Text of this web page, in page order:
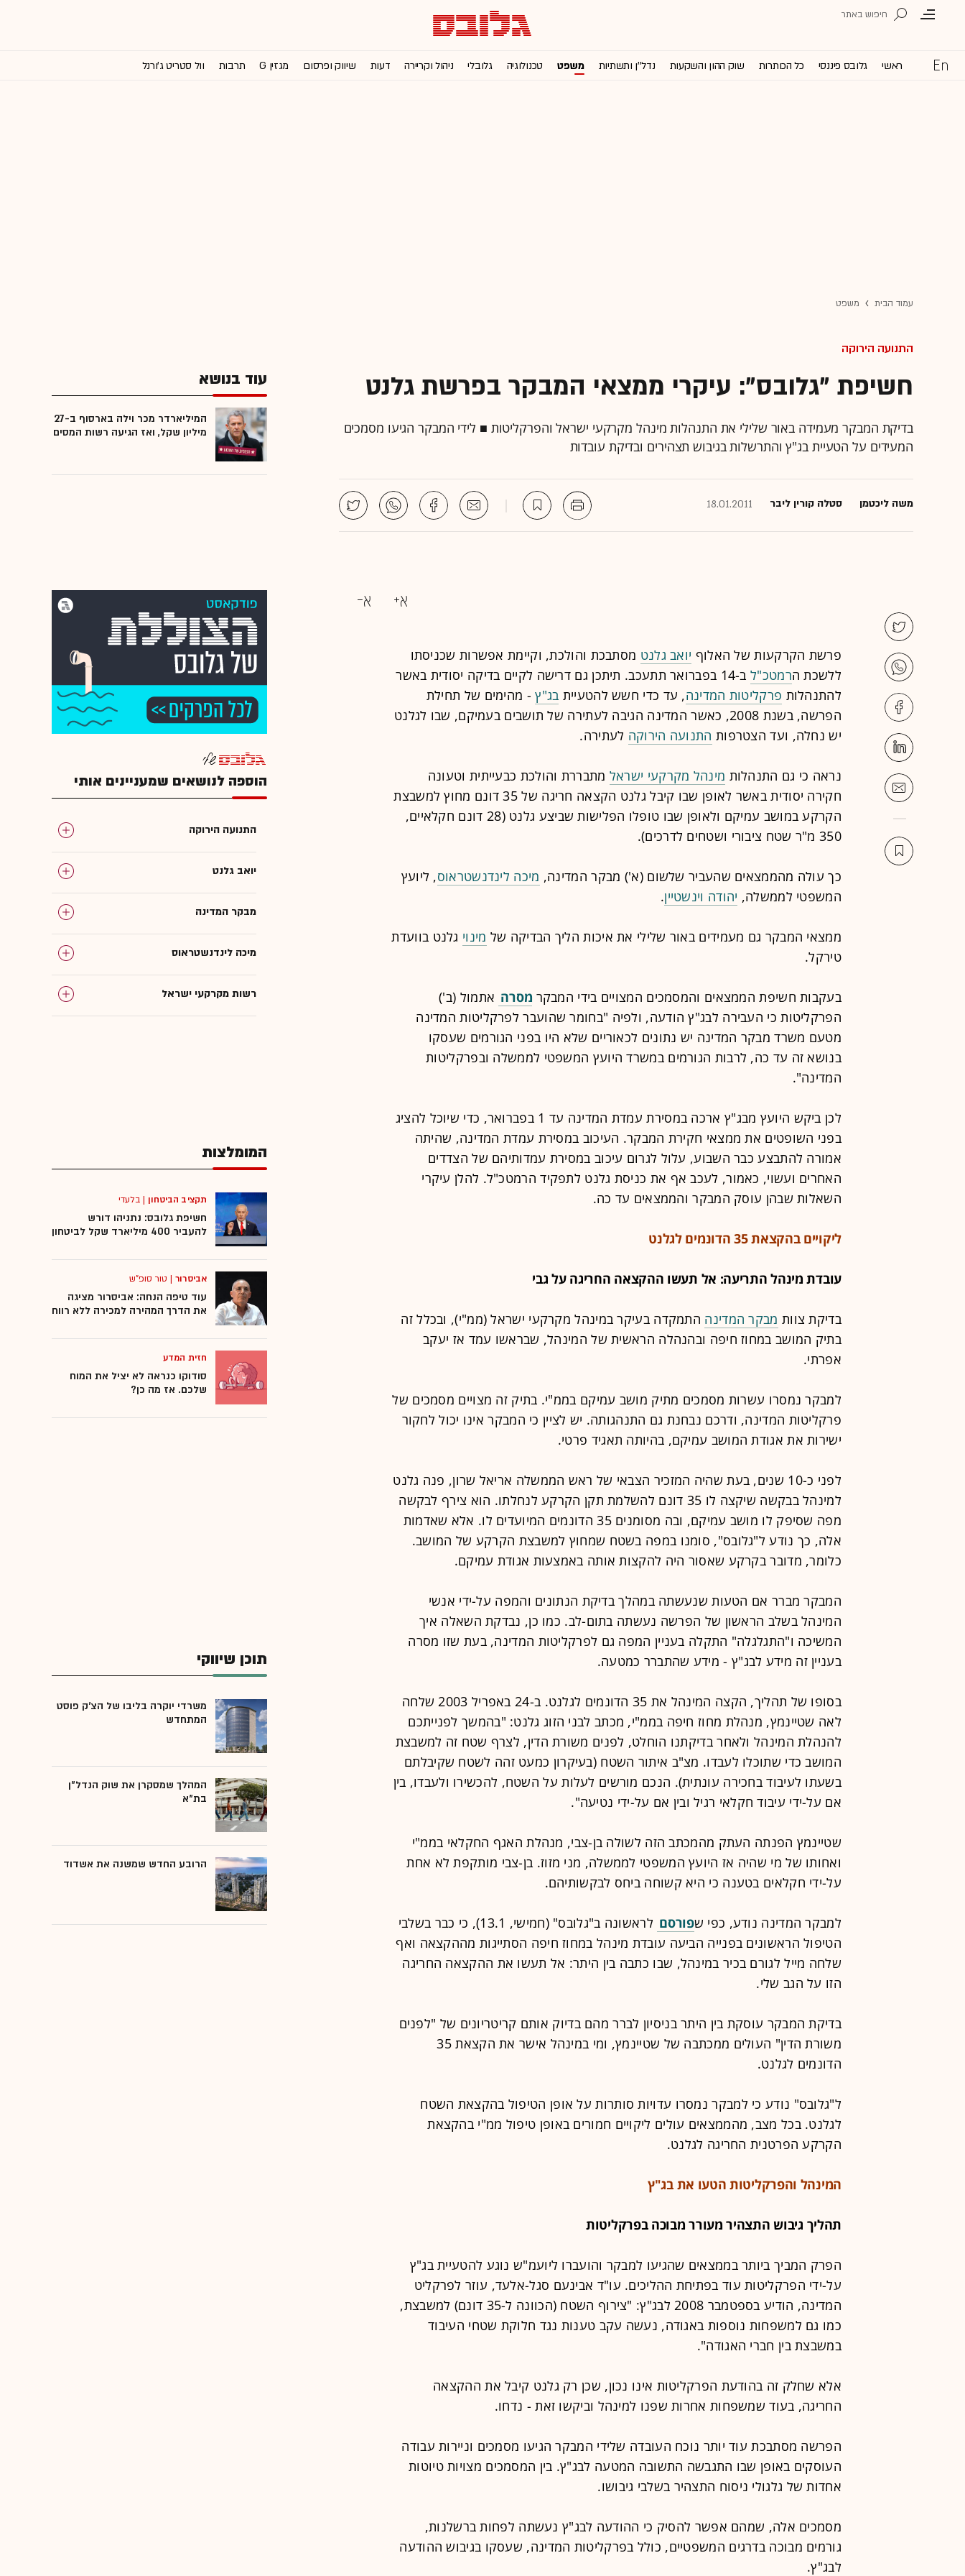
ראשי גלובס פיננסי כל הכותרות שוק ההון והשקעות נדל''ן ותשתיות משפט טכנולוגיה גלובלי ניהול וקריירה דעות שיווק ופרסום מגזין G תרבות וול סטריט ג'ורנל
עמוד הבית משפט
התנועה הירוקה
חשיפת "גלובס": עיקרי ממצאי המבקר בפרשת גלנט
בדיקת המבקר מעמידה באור שלילי את התנהלות מינהל מקרקעי ישראל והפרקליטות ■ לידי המבקר הגיעו מסמכים
המעידים על הטעיית בג"ץ והתרשלות בגיבוש תצהירים ובדיקת עובדות
משה ליכטמן סטלה קורין ליבר 18.01.2011
פרשת הקרקעות של האלוף יואב גלנט מסתבכת והולכת, וקיימת אפשרות שכניסתו
ללשכת הרמטכ"ל
ב-14 בפברואר תתעכב. תיתכן גם דרישה לקיים בדיקה יסודית באשר
להתנהלות פרקליטות המדינה, עד כדי חשש להטעיית בג"ץ- מהימים של תחילת
הפרשה, בשנת 2008, כאשר המדינה הגיבה לעתירה של תושבים בעמיקם, שבו לגלנט
יש נחלה, ועד הצטרפות התנועה הירוקה לעתירה.
נראה כי גם התנהלות מינהל מקרקעי ישראל מתבררת והולכת כבעייתית וטעונה
חקירה יסודית באשר לאופן שבו קיבל גלנט הקצאה חריגה של 35 דונם מחוץ למשבצת
הקרקע במושב עמיקם ולאופן שבו טופלו הפלישות שביצע גלנט (28 דונם חקלאיים,
350 מ"ר שטח ציבורי ושטחים לדרכים).
כך עולה מהממצאים שהעביר שלשום (א') מבקר המדינה, מיכה לינדנשטראוס, ליועץ
המשפטי לממשלה, יהודה וינשטיין.
ממצאי המבקר גם מעמידים באור שלילי את איכות הליך הבדיקה של מינוי גלנט בוועדת
טירקל.
בעקבות חשיפת הממצאים והמסמכים המצויים בידי המבקר מסרה אתמול (ב')
הפרקליטות כי העבירה לבג"ץ הודעה, ולפיה "בחומר שהועבר לפרקליטות המדינה
מטעם משרד מבקר המדינה יש נתונים לכאוריים שלא היו בפני הגורמים שעסקו
בנושא זה עד כה, לרבות הגורמים במשרד היועץ המשפטי לממשלה ובפרקליטות
המדינה".
לכן ביקש היועץ מבג"ץ ארכה במסירת עמדת המדינה עד 1 בפברואר, כדי שיוכל להציג
בפני השופטים את ממצאי חקירת המבקר. העיכוב במסירת עמדת המדינה, שהיתה
אמורה להתבצע כבר השבוע, עלול לגרום עיכוב במסירת עמדותיהם של הצדדים
האחרים ועשוי, כאמור, לעכב אף את כניסת גלנט לתפקיד הרמטכ"ל. להלן עיקרי
השאלות שבהן עוסק המבקר והממצאים עד כה.
ליקויים בהקצאת 35 הדונמים לגלנט
עובדת מינהל התריעה: אל תעשו ההקצאה החריגה על גבי
בדיקת צוות מבקר המדינה התמקדה בעיקר במינהל מקרקעי ישראל (ממ"י), ובכלל זה
בתיק המושב במחוז חיפה ובהנהלה הראשית של המינהל, שבראשו עמד אז יעקב
אפרתי.
למבקר נמסרו עשרות מסמכים מתיק מושב עמיקם בממ"י. בתיק זה מצויים מסמכים של
פרקליטות המדינה, ודרכם נבחנת גם התנהגותה. יש לציין כי המבקר אינו יכול לחקור
ישירות את אגודת המושב עמיקם, בהיותה תאגיד פרטי.
לפני כ-10 שנים, בעת שהיה המזכיר הצבאי של ראש הממשלה אריאל שרון, פנה גלנט
למינהל בבקשה שיקצה לו 35 דונם להשלמת תקן הקרקע לנחלתו. הוא צירף לבקשה
מפה שסיפק לו מושב עמיקם, ובה מסומנים 35 הדונמים המיועדים לו. אלא שאדמות
אלה, כך נודע ל"גלובס", סומנו במפה בשטח שמחוץ למשבצת הקרקע של המושב.
כלומר, מדובר בקרקע שאסור היה להקצות אותה באמצעות אגודת עמיקם.
המבקר מברר אם הטעות שנעשתה במהלך בדיקת הנתונים והמפה על-ידי אנשי
המינהל בשלב הראשון של הפרשה נעשתה בתום-לב. כמו כן, נבדקת השאלה איך
המשיכה ו"התגלגלה" התקלה בעניין המפה גם לפרקליטות המדינה, בעת שזו מסרה
בעניין זה מידע לבג"ץ - מידע שהתברר כמטעה.
בסופו של תהליך, הקצה המינהל את 35 הדונמים לגלנט. ב-24 באפריל 2003 שלחה
לאה שטיינמץ, מנהלת מחוז חיפה בממ"י, מכתב לבני הזוג גלנט: "בהמשך לפנייתכם
להנהלת המינהל ולאחר בדיקתנו הוחלט, לפנים משורת הדין, לצרף שטח זה למשבצת
המושב כדי שתוכלו לעבדו. מצ"ב איתור השטח (בעיקרון כמעט זהה לשטח שקיבלתם
בשעתו לעיבוד בחכירה עונתית). הנכם מורשים לעלות על השטח, להכשירו ולעבדו, בין
אם על-ידי עיבוד חקלאי רגיל ובין אם על-ידי נטיעה".
שטיינמץ הפנתה העתק מהמכתב הזה לשולה בן-צבי, מנהלת האגף החקלאי בממ"י
ואחותו של מי שהיה אז היועץ המשפטי לממשלה, מני מזוז. בן-צבי מותקפת לא אחת
על-ידי חקלאים בטענה כי היא קשוחה ביחס לבקשותיהם.
למבקר המדינה נודע, כפי שפורסם
לראשונה ב"גלובס" (חמישי, 13.1), כי כבר בשלבי
הטיפול הראשונים בפנייה הביעה עובדת מינהל במחוז חיפה הסתייגות מההקצאה ואף
שלחה מייל לגורם בכיר במינהל, שבו כתבה בין היתר: אל תעשו את ההקצאה החריגה
הזו על הגב שלי.
בדיקת המבקר עוסקת בין היתר בניסיון לברר מהם בדיוק אותם קריטריונים של "לפנים
משורת הדין" העולים ממכתבה של שטיינמץ, ומי במינהל אישר את הקצאת 35
הדונמים לגלנט.
ל"גלובס" נודע כי למבקר נמסרו עדויות סותרות על אופן הטיפול בהקצאת השטח
לגלנט. בכל מצב, מהממצאים עולים ליקויים חמורים באופן טיפול ממ"י בהקצאת
הקרקע הפרטנית החריגה לגלנט.
המינהל והפרקליטות הטעו את בג"ץ
תהליך גיבוש התצהיר מעורר מבוכה בפרקליטות
הפרק המביך ביותר בממצאים שהגיעו למבקר והועברו ליועמ"ש נוגע להטעיית בג"ץ
על-ידי הפרקליטות עוד בפתיחת ההליכים. עו"ד אבינעם סגל-אלעד, עוזר לפרקליט
המדינה, הודיע בספטמבר 2008 לבג"ץ: "צירוף השטח (הכוונה ל-35 דונם) למשבצת,
כמו גם למשפחות נוספות באגודה, נעשה עקב טענות נגד חלוקת שטחי העיבוד
במשבצת בין חברי האגודה".
אלא שחלק זה בהודעת הפרקליטות אינו נכון, שכן רק גלנט קיבל את ההקצאה
החריגה, בעוד שמשפחות אחרות שפנו למינהל וביקשו זאת - נדחו.
הפרשה מסתבכת עוד יותר נוכח העובדה שלידי המבקר הגיעו מסמכים וניירות עבודה
העוסקים באופן שבו התגבשה התשובה המטעה לבג"ץ. בין המסמכים מצויות טיוטות
אחדות של גלגולי ניסוח התצהיר בשלבי גיבושו.
מסמכים אלה, שמהם אפשר להסיק כי ההודעה לבג"ץ נעשתה לפחות ברשלנות,
גורמים מבוכה בדרגים המשפטיים, כולל בפרקליטות המדינה, שעסקו בגיבוש ההודעה
לבג"ץ.
עוד בנושא
המיליארדר מכר וילה בארסוף ב-27
מיליון שקל, ואז הגיעה רשות המסים
הוספה לנושאים שמעניינים אותי
התנועה הירוקה
יואב גלנט
מבקר המדינה
מיכה לינדנשטראוס
רשות מקרקעי ישראל
בג"ץ
רמטכ"ל
המומלצות
תקציב הביטחון |בלעדי
חשיפת גלובס: נתניהו דורש
להעביר 400 מיליארד שקל לביטחון
אביסרור| טור סופ"ש
עוד טיפה הנחה: אביסרור מציגה
את הדרך המהירה למכירה ללא רווח
חזית המדע
סודוקו כנראה לא יציל את המוח
שלכם. אז מה כן?
תוכן שיווקי
משרדי יוקרה בליבו של הצ'ק פוסט
המתחדש
המהלך שמסקרן את שוק הנדל"ן
בת"א
הרובע החדש שמשנה את אשדוד